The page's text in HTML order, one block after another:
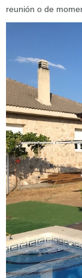
reunión o de